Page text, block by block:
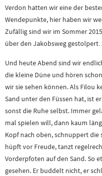
Verdon hatten wir eine der
Wendepunkte, hier haben wir
Zufällig sind wir im Sommer
über den Jakobsweg
Und heute Abend sind wir
die kleine Düne und hören
wir sie sehen können. Als Filou
Sand unter den Füssen hat, ist
sonst die Ruhe selbst. Immer
mal spielen will, dann kaum
Kopf nach oben, schnuppert
hüpft vor Freude, tanzt
Vorderpfoten auf den Sand. So
gesehen. Er buddelt nicht, er